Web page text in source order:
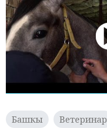
Башкы Ветеринар